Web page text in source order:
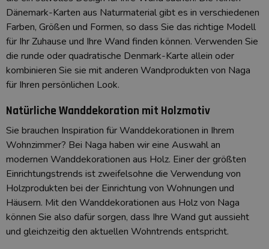
Dänemark-Karten aus Naturmaterial gibt es in verschiedenen
Farben, Größen und Formen, so dass Sie das richtige Modell
für Ihr Zuhause und Ihre Wand finden können. Verwenden Sie
die runde oder quadratische Denmark-Karte allein oder
kombinieren Sie sie mit anderen Wandprodukten von Naga
für Ihren persönlichen Look.
Natürliche Wanddekoration mit Holzmotiv
Sie brauchen Inspiration für Wanddekorationen in Ihrem
Wohnzimmer? Bei Naga haben wir eine Auswahl an
modernen Wanddekorationen aus Holz. Einer der größten
Einrichtungstrends ist zweifelsohne die Verwendung von
Holzprodukten bei der Einrichtung von Wohnungen und
Häusern. Mit den Wanddekorationen aus Holz von Naga
können Sie also dafür sorgen, dass Ihre Wand gut aussieht
und gleichzeitig den aktuellen Wohntrends entspricht.